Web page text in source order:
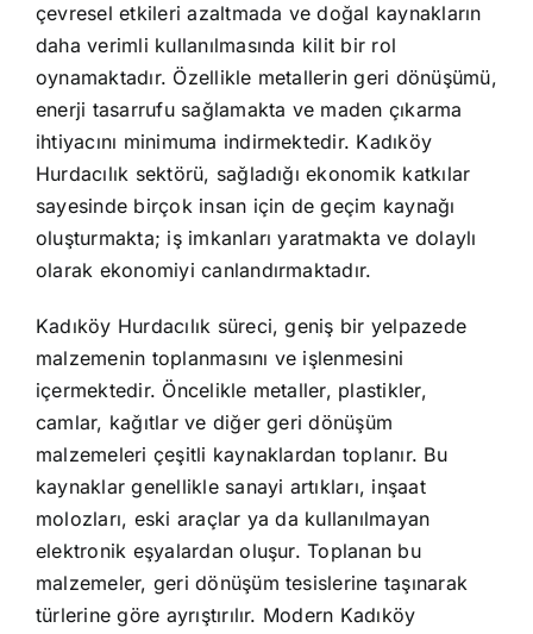
çevresel etkileri azaltmada ve doğal kaynakların
daha verimli kullanılmasında kilit bir rol
oynamaktadır. Özellikle metallerin geri dönüşümü,
enerji tasarrufu sağlamakta ve maden çıkarma
ihtiyacını minimuma indirmektedir. Kadıköy
Hurdacılık sektörü, sağladığı ekonomik katkılar
sayesinde birçok insan için de geçim kaynağı
oluşturmakta; iş imkanları yaratmakta ve dolaylı
olarak ekonomiyi canlandırmaktadır.
Kadıköy Hurdacılık süreci, geniş bir yelpazede
malzemenin toplanmasını ve işlenmesini
içermektedir. Öncelikle metaller, plastikler,
camlar, kağıtlar ve diğer geri dönüşüm
malzemeleri çeşitli kaynaklardan toplanır. Bu
kaynaklar genellikle sanayi artıkları, inşaat
molozları, eski araçlar ya da kullanılmayan
elektronik eşyalardan oluşur. Toplanan bu
malzemeler, geri dönüşüm tesislerine taşınarak
türlerine göre ayrıştırılır. Modern Kadıköy